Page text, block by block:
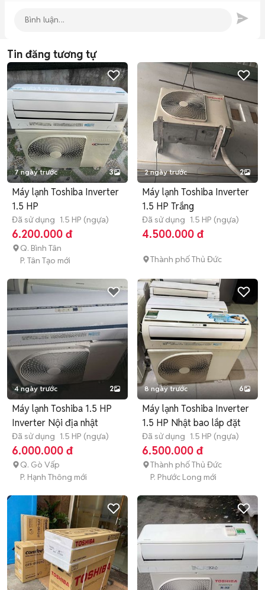
Tin đăng tương tự
7 ngày trước 3
Máy lạnh Toshiba Inverter
1.5 HP
Đã sử dụng 1.5 HP (ngựa)
6.200.000 đ
Q. Bình Tân
P. Tân Tạo mới
2 ngày trước 2
Máy lạnh Toshiba Inverter
1.5 HP Trắng
Đã sử dụng 1.5 HP (ngựa)
4.500.000 đ
Thành phố Thủ Đức
4 ngày trước 2
Máy lạnh Toshiba 1.5 HP
Inverter Nội địa nhật
Đã sử dụng 1.5 HP (ngựa)
6.000.000 đ
Q. Gò Vấp
P. Hạnh Thông mới
8 ngày trước 6
Máy lạnh Toshiba Inverter
1.5 HP Nhật bao lắp đặt
Đã sử dụng 1.5 HP (ngựa)
6.500.000 đ
Thành phố Thủ Đức
P. Phước Long mới